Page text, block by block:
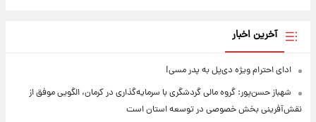
آخرین اخبار
ادای احترام ویژه دی‌پل به پدر مسی!
شهباز حسن‌پور: گروه مالی گردشگری با سرمایه‌گذاری در کرمان، الگویی موفق از
نقش‌آفرینی بخش خصوصی در توسعه استان است